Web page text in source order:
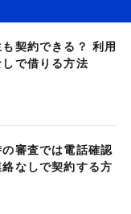
契約できる？ 利用
で借りる方法
審査では電話確認
なしで契約する方